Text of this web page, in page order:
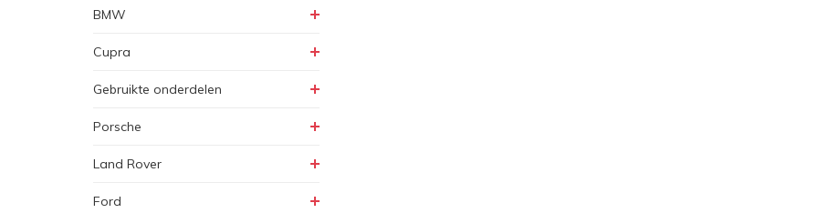
BMW
Cupra
Gebruikte onderdelen
Porsche
Land Rover
Ford